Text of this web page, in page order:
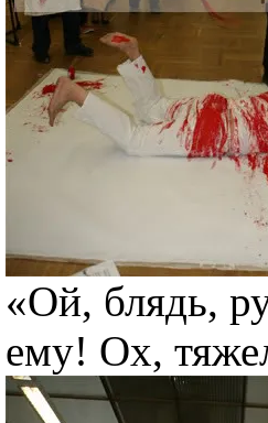
«Ой, блядь,
ему! Ох,